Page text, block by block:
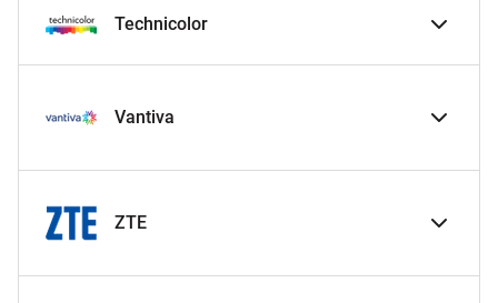
Technicolor
Vantiva
ZTE